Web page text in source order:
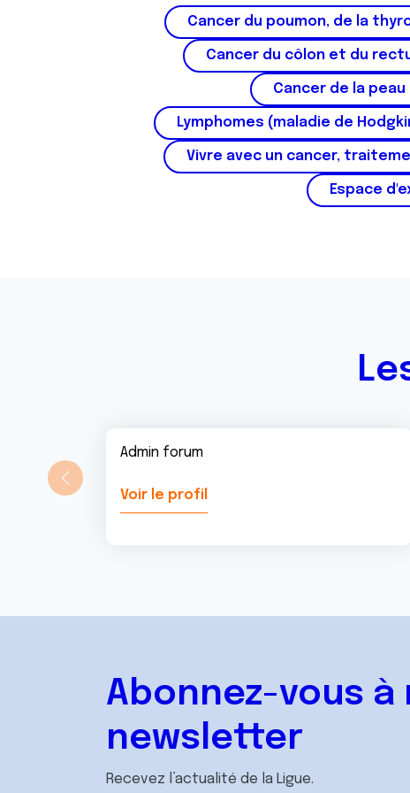
e
n
e
n
t
Cancer du poumon, de la
Cancer du côlon et du
Cancer de la peau
Lymphomes (maladie de
Vivre avec un cancer,
Espace
Admin forum
Voir le profil
Abonnez-vous
newsletter
Recevez l’actualité de la Ligue.